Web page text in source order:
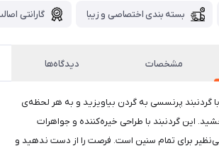
بسته بندی اختصاصی و زیبا گارانتی
مشخصات دیدگاه‌ها
گردنبند پرنسسی به گردن بیاویزید و به هر لحظه‌ی
این گردنبند با طراحی خیره‌کننده و جواهرات
برای تمام سنین است. فرصت را از دست ندهید و